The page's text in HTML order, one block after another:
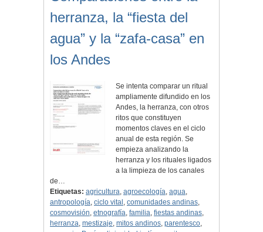
herranza, la “fiesta del
agua” y la “zafa-casa” en
los Andes
Se intenta comparar un ritual
ampliamente difundido en los
Andes, la herranza, con otros
ritos que constituyen
momentos claves en el ciclo
anual de esta región. Se
empieza analizando la
herranza y los rituales ligados
a la limpieza de los canales
de…
Etiquetas: agricultura, agroecología, agua,
antropología, ciclo vital , comunidades andinas,
cosmovisión, etnografía, familia, fiestas andinas,
herranza, mestizaje, mitos andinos, parentesco,